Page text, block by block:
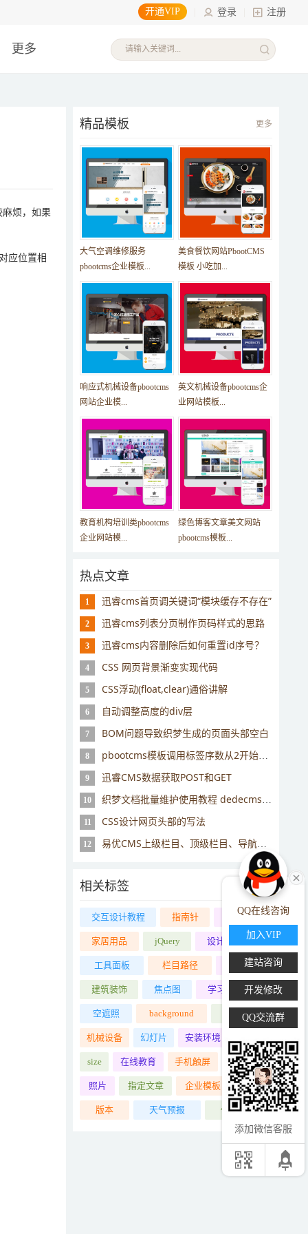
开通VIP 登录 注册
更多
麻烦，如果
应位置相
精品模板 更多
大气空调维修服务
pbootcms企业模板...
美食餐饮网站PbootCMS
模板 小吃加...
响应式机械设备pbootcms
网站企业模...
英文机械设备pbootcms企
业网站模板...
教育机构培训类pbootcms
企业网站模...
绿色博客文章美文网站
pbootcms模板...
热点文章
1 迅睿cms首页调关键词“模块缓存不存在”
2 迅睿cms列表分页制作页码样式的思路
3 迅睿cms内容删除后如何重置id序号？
4 CSS 网页背景渐变实现代码
5 CSS浮动(float,clear)通俗讲解
6 自动调整高度的div层
7 BOM问题导致织梦生成的页面头部空白
8 pbootcms模板调用标签序数从2开始或者自动数开始
9 迅睿CMS数据获取POST和GET
10 织梦文档批量维护使用教程 dedecms怎么进行文档批量处理
11 CSS设计网页头部的写法
12 易优CMS上级栏目、顶级栏目、导航栏目调用标签说明
相关标签
交互设计教程 指南针 同级栏目
家居用品 jQuery 设计入门教程
工具面板 栏目路径 dedems
建筑装饰 焦点图 学习交互设计
空遮照 background 用法示范
机械设备 幻灯片 安装环境
size 在线教育 手机触屏 基本结构
照片 指定文章 企业模板 html5
版本 天气预报 仪器设备
QQ在线咨询
加入VIP
建站咨询
开发修改
QQ交流群
添加微信客服